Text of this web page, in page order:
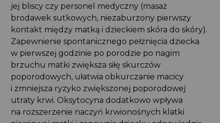
jej bliscy czy personel medyczny (masaż
brodawek sutkowych, niezaburzony pierwszy
kontakt między matką i dzieckiem skóra do skóry).
Zapewnienie spontanicznego pełznięcia dziecka
w pierwszej godzinie po porodzie po nagim
brzuchu matki zwiększa siłę skurczów
poporodowych, ułatwia obkurczanie macicy
i zmniejsza ryzyko zwiększonej poporodowej
utraty krwi. Oksytocyna dodatkowo wpływa
na rozszerzenie naczyń krwionośnych klatki